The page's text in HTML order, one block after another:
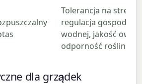
Tolerancja na stres,
regulacja gospodarki
wodnej, jakość
odporność roślin.
dla grządek